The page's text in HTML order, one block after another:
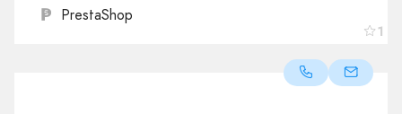
1
PrestaShop